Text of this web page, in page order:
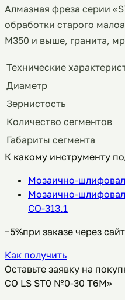
Алмазная фреза серии
обработки старого
М350 и выше, гранита,
Технические
Диаметр
Зернистость
Количество сегментов
Габариты сегмента
К какому инструменту
Мозаично-
Мозаично-
СО-313.1
−5%при заказе через сайт
Как получить
Оставьте заявку на
СО LS ST0 №0-30 Т6М»